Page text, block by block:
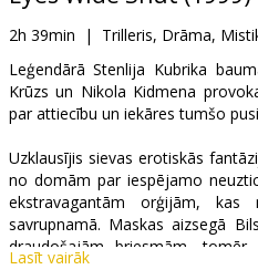
Kino
Klubs
2h 39min | Trilleris, Drāma,
Leģendārā Stenlija Kubrika
Krūzs un Nikola Kidmena
par attiecību un iekāres tumšo
Uzklausījis sievas erotiskās
no domām par iespējamo
ekstravagantām orģijām, kas
savrupnamā. Maskas aizsegā
draudošajām briesmām, tomēr
īstenība vai sapnis – tas kļūs par
Lasīt vairāk